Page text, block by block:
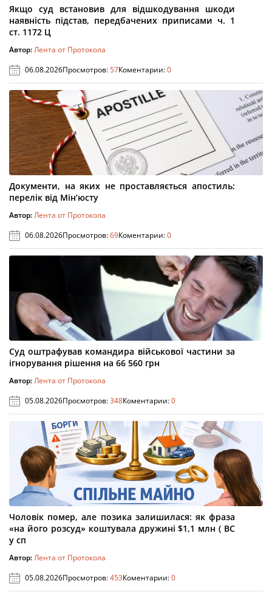
Якщо суд встановив для відшкодування шкоди
наявність підстав, передбачених приписами ч. 1
ст. 1172 Ц
Автор:Лента от Протокола
06.08.2026Просмотров:57Коментарии:0
Документи, на яких не проставляється апостиль:
перелік від Мін’юсту
Автор:Лента от Протокола
06.08.2026Просмотров:69Коментарии:0
Суд оштрафував командира військової частини за
ігнорування рішення на 66 560 грн
Автор:Лента от Протокола
05.08.2026Просмотров:348Коментарии:0
Чоловік помер, але позика залишилася: як фраза
«на його розсуд» коштувала дружині $1,1 млн ( ВС
у сп
Автор:Лента от Протокола
05.08.2026Просмотров:453Коментарии:0